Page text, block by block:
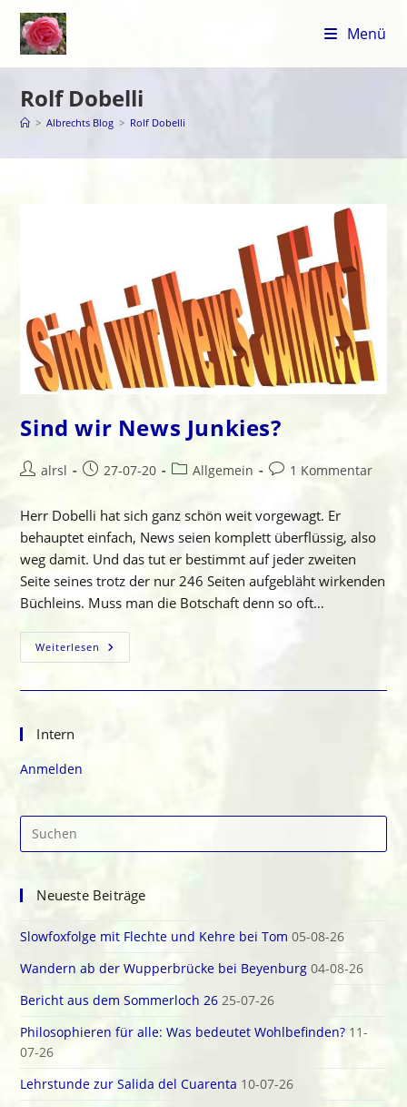
Zum
Inhalt
springen
Menü
Rolf Dobelli
> Albrechts Blog > Rolf Dobelli
Sind wir News Junkies?
Beitrags-
alrsl
Beitrag27-07-20
Beitrags-
Allgemein
Beitrags-
1 Kommentar
Herr Dobelli hat sich ganz schön weit vorgewagt. Er
behauptet einfach, News seien komplett überflüssig, also
weg damit. Und das tut er bestimmt auf jeder zweiten
Seite seines trotz der nur 246 Seiten aufgebläht wirkenden
Büchleins. Muss man die Botschaft denn so oft…
Weiterlesen Sind
Wir
Intern
Anmelden
Neueste Beiträge
Slowfoxfolge mit Flechte und Kehre bei Tom 05-08-26
Wandern ab der Wupperbrücke bei Beyenburg 04-08-26
Bericht aus dem Sommerloch 26 25-07-26
Philosophieren für alle: Was bedeutet Wohlbefinden? 11-
07-26
Lehrstunde zur Salida del Cuarenta 10-07-26